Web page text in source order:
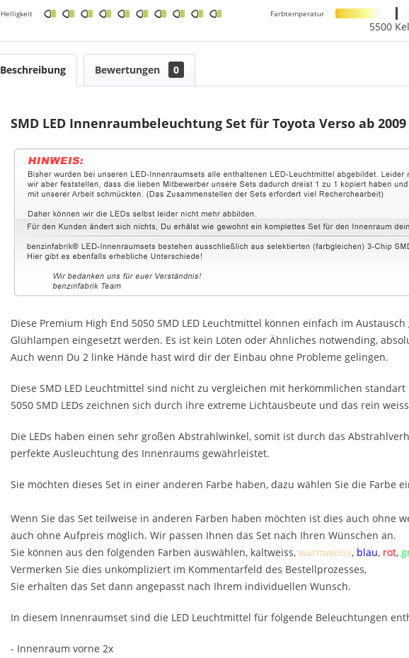
Helligkeit Farbtemperatur
5500
Beschreibung Bewertungen 0
SMD LED Innenraumbeleuchtung Set für Toyota Verso ab 2009
Diese Premium High End 5050 SMD LED Leuchtmittel können einfach im
Glühlampen eingesetzt werden. Es ist kein Löten oder Ähnliches notwending,
Auch wenn Du 2 linke Hände hast wird dir der Einbau ohne Probleme gelingen.
Diese SMD LED Leuchtmittel sind nicht zu vergleichen mit herkömmlichen standart
5050 SMD LEDs zeichnen sich durch ihre extreme Lichtausbeute und das rein
Die LEDs haben einen sehr großen Abstrahlwinkel, somit ist durch das
perfekte Ausleuchtung des Innenraums gewährleistet.
Sie möchten dieses Set in einer anderen Farbe haben, dazu wählen Sie die Farbe
Wenn Sie das Set teilweise in anderen Farben haben möchten ist dies auch ohne
auch ohne Aufpreis möglich. Wir passen Ihnen das Set nach Ihren Wünschen an.
Sie können aus den folgenden Farben auswählen, kaltweiss, warmweiss, blau, rot,
Vermerken Sie dies unkompliziert im Kommentarfeld des Bestellprozesses,
Sie erhalten das Set dann angepasst nach Ihrem individuellen Wunsch.
In diesem Innenraumset sind die LED Leuchtmittel für folgende Beleuchtungen
- Innenraum vorne 2x